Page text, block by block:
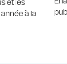
et les
à la